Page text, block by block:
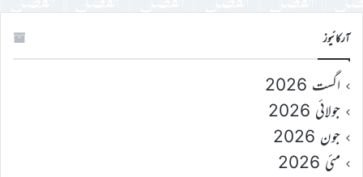
آرکائیوز
اگست 2026
جولائی 2026
جون 2026
مئی 2026